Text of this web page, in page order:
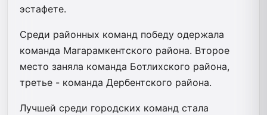
эстафете.
Среди районных команд победу одержала
команда Магарамкентского района. Второе
место заняла команда Ботлихского района,
третье - команда Дербентского района.
Лучшей среди городских команд стала